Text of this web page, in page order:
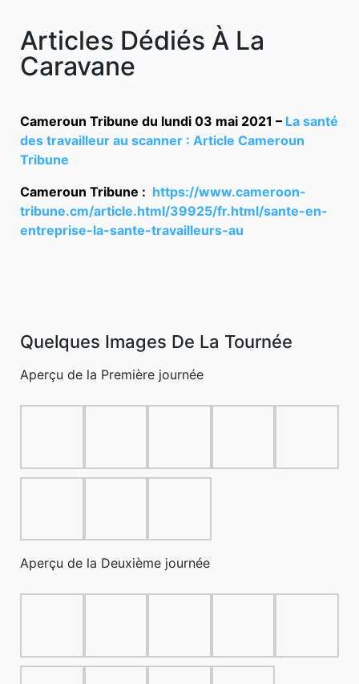
Articles Dédiés À La
Caravane
Cameroun Tribune du lundi 03 mai 2021 – La santé
des travailleur au scanner : Article Cameroun
Tribune
Cameroun Tribune : https://www.cameroon-
tribune.cm/article.html/39925/fr.html/sante-en-
entreprise-la-sante-travailleurs-au
Quelques Images De La Tournée
Aperçu de la Première journée
Aperçu de la Deuxième journée